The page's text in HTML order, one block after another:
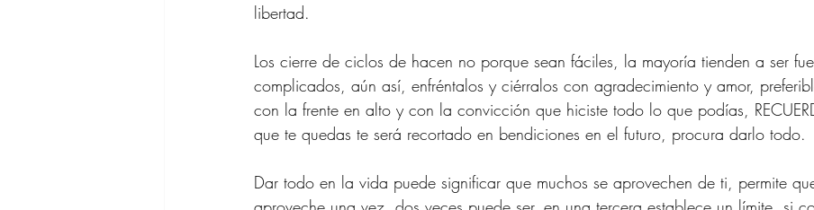
libertad.
Los cierre de ciclos de hacen no porque sean fáciles, la mayoría tienden a ser
complicados, aún así, enfréntalos y ciérralos con agradecimiento y amor,
con la frente en alto y con la convicción que hiciste todo lo que podías,
que te quedas te será recortado en bendiciones en el futuro, procura darlo todo.
Dar todo en la vida puede significar que muchos se aprovechen de ti, permite